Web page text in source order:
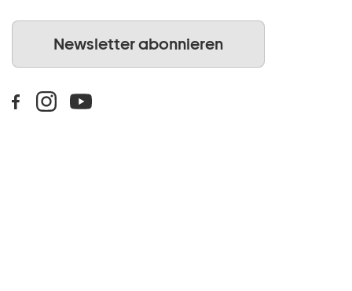
Newsletter abonnieren